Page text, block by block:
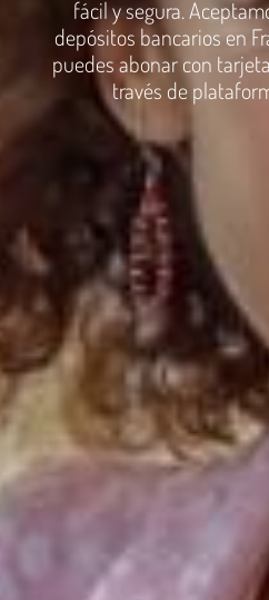
fácil y segura.
depósitos bancarios en
puedes abonar con
través de